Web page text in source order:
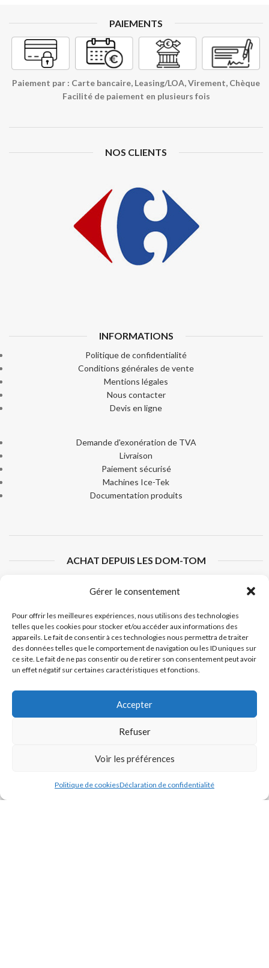
Gérer le consentement
Pour offrir les meilleures expériences, nous utilisons des technologies
telles que les cookies pour stocker et/ou accéder aux informations des
appareils. Le fait de consentir à ces technologies nous permettra de traiter
des données telles que le comportement de navigation ou les ID uniques sur
ce site. Le fait de ne pas consentir ou de retirer son consentement peut avoir
un effet négatif sur certaines caractéristiques et fonctions.
Accepter
Refuser
Voir les préférences
Politique de cookiesDéclaration de confidentialité
PAIEMENTS
Paiement par : Carte bancaire, Leasing/LOA, Virement, Chèque
Facilité de paiement en plusieurs fois
NOS CLIENTS
INFORMATIONS
Politique de confidentialité
Conditions générales de vente
Mentions légales
Nous contacter
Devis en ligne
Demande d'exonération de TVA
Livraison
Paiement sécurisé
Machines Ice-Tek
Documentation produits
ACHAT DEPUIS LES DOM-TOM
nos produits, veuilleznous contacterafin de pouvoir commander et
connaître les frais de livraison spécifiques à votre secteur
géographique.
ODIMER 2024 - Tous droits réservés